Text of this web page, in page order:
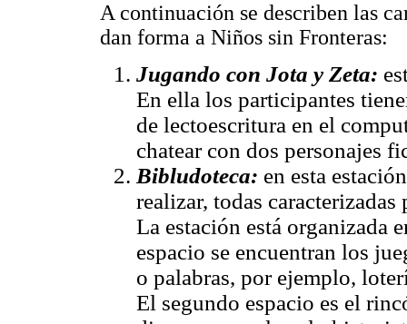
A continuación se describen las
dan forma a Niños sin Fronteras:
Jugando con Jota y Zeta:
En ella los participantes
de lectoescritura en el
chatear con dos personajes
Bibludoteca: en esta
realizar, todas
La estación está organizada
espacio se encuentran los
o palabras, por ejemplo,
El segundo espacio es el